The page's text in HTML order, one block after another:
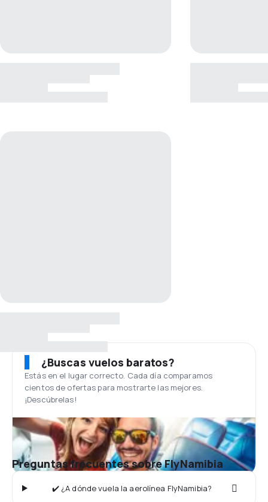
¿Buscas vuelos baratos?
Estás en el lugar correcto. Cada día comparamos
cientos de ofertas para mostrarte las mejores.
¡Descúbrelas!
Preguntas frecuentes sobre FlyNamibia
✔️ ¿A dónde vuela la aerolínea FlyNamibia?